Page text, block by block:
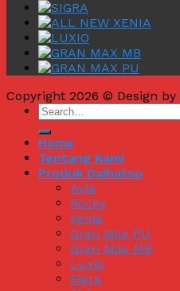
Copyright 2026 © Design by
Home
Tentang Kami
Produk Daihatsu
Ayla
Rocky
Xenia
Gran Max PU
Gran Max MB
Luxio
Sigra